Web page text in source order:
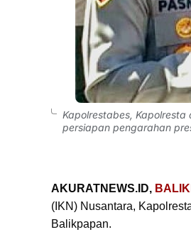
Kapolrestabes,
persiapan pengarahan
AKURATNEWS.ID,
(IKN) Nusantara,
Balikpapan.